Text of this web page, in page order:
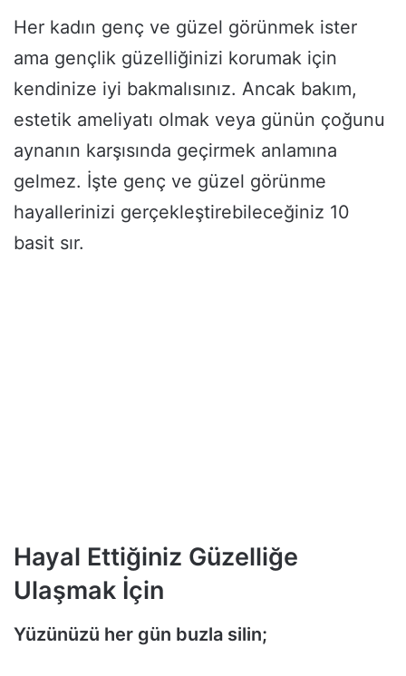
Her kadın genç ve güzel görünmek ister
ama gençlik güzelliğinizi korumak için
kendinize iyi bakmalısınız. Ancak bakım,
estetik ameliyatı olmak veya günün çoğunu
aynanın karşısında geçirmek anlamına
gelmez. İşte genç ve güzel görünme
hayallerinizi gerçekleştirebileceğiniz 10
basit sır.
Hayal Ettiğiniz Güzelliğe
Ulaşmak İçin
Yüzünüzü her gün buzla silin;